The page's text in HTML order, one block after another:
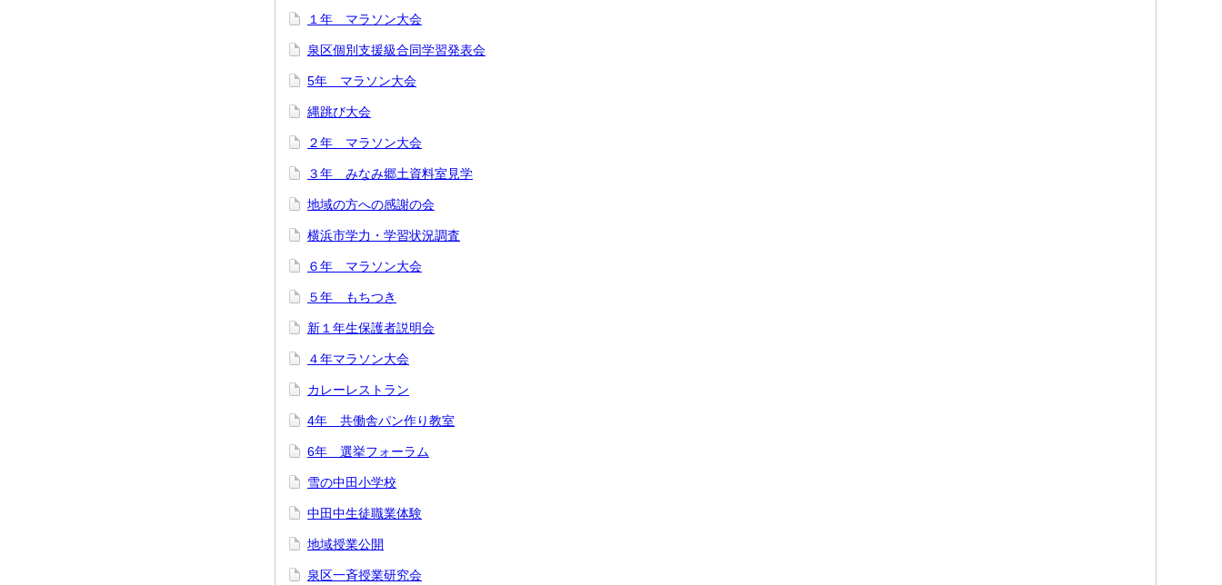
１年 マラソン大会
泉区個別支援級合同学習発表会
5年 マラソン大会
縄跳び大会
２年 マラソン大会
３年 みなみ郷土資料室見学
地域の方への感謝の会
横浜市学力・学習状況調査
６年 マラソン大会
５年 もちつき
新１年生保護者説明会
４年マラソン大会
カレーレストラン
4年 共働舎パン作り教室
6年 選挙フォーラム
雪の中田小学校
中田中生徒職業体験
地域授業公開
泉区一斉授業研究会